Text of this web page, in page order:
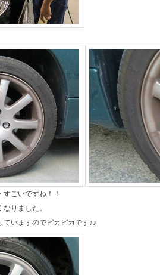
ごいですね！！
りました。
いますのでピカピカです♪♪